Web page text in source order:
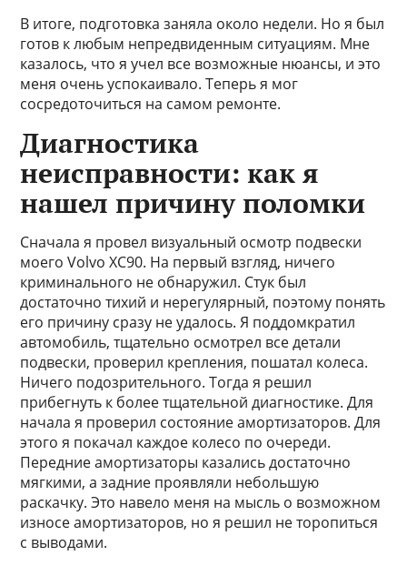
В итоге, подготовка заняла около недели. Но я был
готов к любым непредвиденным ситуациям. Мне
казалось, что я учел все возможные нюансы, и это
меня очень успокаивало. Теперь я мог
сосредоточиться на самом ремонте.
Диагностика
неисправности: как я
нашел причину поломки
Сначала я провел визуальный осмотр подвески
моего Volvo XC90. На первый взгляд, ничего
криминального не обнаружил. Стук был
достаточно тихий и нерегулярный, поэтому понять
его причину сразу не удалось. Я поддомкратил
автомобиль, тщательно осмотрел все детали
подвески, проверил крепления, пошатал колеса.
Ничего подозрительного. Тогда я решил
прибегнуть к более тщательной диагностике. Для
начала я проверил состояние амортизаторов. Для
этого я покачал каждое колесо по очереди.
Передние амортизаторы казались достаточно
мягкими, а задние проявляли небольшую
раскачку. Это навело меня на мысль о возможном
износе амортизаторов, но я решил не торопиться
с выводами.